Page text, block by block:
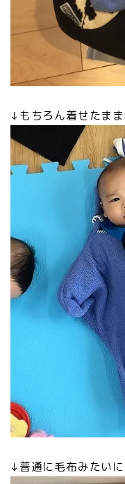
↓もちろん着せたま
↓普通に毛布みたい